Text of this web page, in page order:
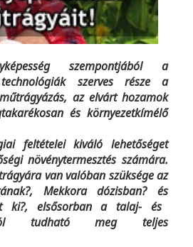
szempontjából a
technológiák szerves része a
az elvárt hozamok
és környezetkímélő
feltételei kiváló lehetőséget
növénytermesztés számára.
van valóban szüksége az
Mekkora dózisban? és
ki?, elsősorban a talaj- és
tudható meg teljes